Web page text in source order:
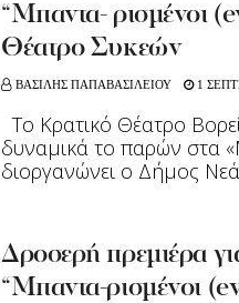
“Μπαντα- ρισμένοι
Θέατρο Συκεών
ΒΑΣΙΛΗΣ ΠΑΠΑΒΑΣΙΛΕΙΟΥ 1
Το Κρατικό Θέατρο
δυναμικά το παρών στα
διοργανώνει ο Δήμος
Δροσερή πρεμιέρα
“Μπαντα-ρισμένοι